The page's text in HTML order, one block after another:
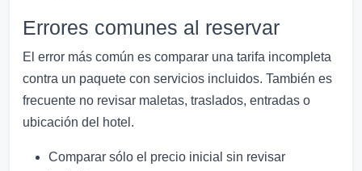
Errores comunes al reservar
El error más común es comparar una tarifa incompleta
contra un paquete con servicios incluidos. También es
frecuente no revisar maletas, traslados, entradas o
ubicación del hotel.
Comparar sólo el precio inicial sin revisar